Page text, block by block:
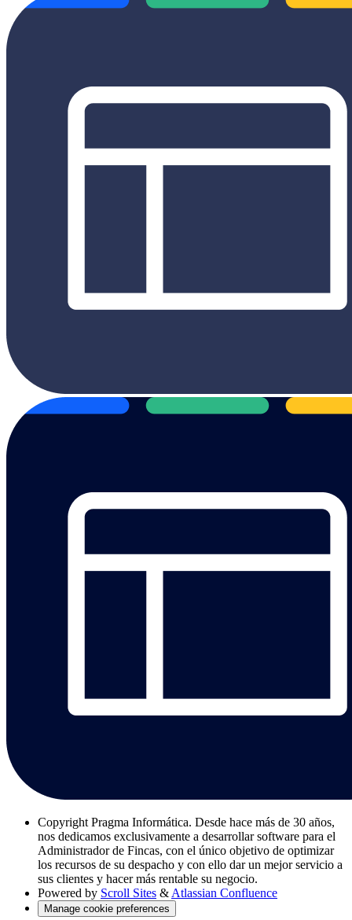
Copyright Pragma Informática. Desde hace más de 30 años,
nos dedicamos exclusivamente a desarrollar software para el
Administrador de Fincas, con el único objetivo de optimizar
los recursos de su despacho y con ello dar un mejor servicio a
sus clientes y hacer más rentable su negocio.
Powered by Scroll Sites & Atlassian Confluence
Manage cookie preferences